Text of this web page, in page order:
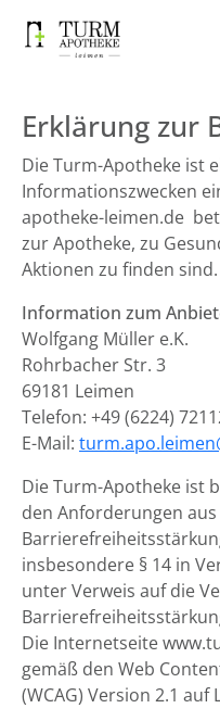
Erklärung zur
Die Turm-Apotheke ist
Informationszwecken
apotheke-leimen.de
zur Apotheke, zu
Aktionen zu finden sind.
Information zum
Wolfgang Müller e.K.
Rohrbacher Str. 3
69181 Leimen
Telefon: +49 (6224)
E-Mail:
Die Turm-Apotheke ist
den Anforderungen
insbesondere § 14 in
unter Verweis auf die
Die Internetseite
gemäß den Web
(WCAG) Version 2.1